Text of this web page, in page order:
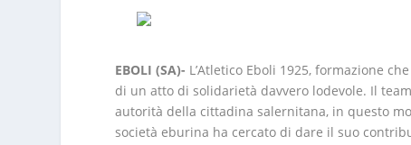
EBOLI (SA)- L’Atletico Eboli 1925, formazione
di un atto di solidarietà davvero lodevole. Il
autorità della cittadina salernitana, in questo
società eburina ha cercato di dare il suo